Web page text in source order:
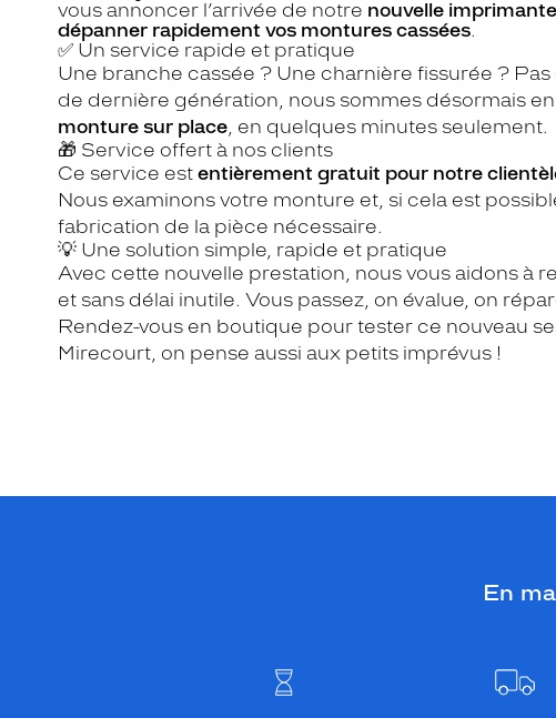
vous annoncer l’arrivée de notre nouvelle
dépanner rapidement vos montures cassées.
✅ Un service rapide et pratique
Une branche cassée ? Une charnière fissurée ?
de dernière génération, nous sommes désormais
monture sur place, en quelques minutes seulement.
🎁 Service offert à nos clients
Ce service est entièrement gratuit pour notre
Nous examinons votre monture et, si cela est
fabrication de la pièce nécessaire.
💡 Une solution simple, rapide et pratique
Avec cette nouvelle prestation, nous vous aidons à
et sans délai inutile. Vous passez, on évalue, on
Rendez-vous en boutique pour tester ce nouveau
Mirecourt, on pense aussi aux petits imprévus !
En